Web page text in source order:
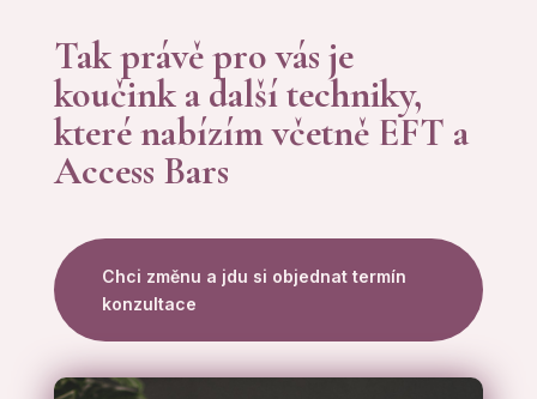
Tak právě pro vás je
koučink a další techniky,
které nabízím včetně EFT a
Access Bars
Chci změnu a jdu si objednat termín
konzultace